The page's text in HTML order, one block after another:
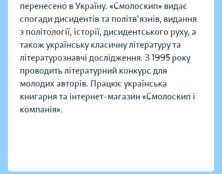
перенесено в Україну. «Смолоскип» видає
спогади дисидентів та політв'язнів, видання
з політології, історії, дисидентського руху, а
також українську класичну літературу та
літературознавчі дослідження. З 1995 року
проводить літературний конкурс для
молодих авторів. Працює українська
книгарня та інтернет-магазин «Смолоскип і
компанія».